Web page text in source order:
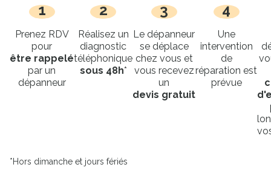
1
Prenez RDV
pour
être rappelé
par un
dépanneur
2
Réalisez un
diagnostic
téléphonique
sous 48h*
3
Le dépanneur
se déplace
chez vous et
vous recevez
un
devis gratuit
4
Une
intervention
de
réparation est
prévue
*Hors dimanche et jours fériés